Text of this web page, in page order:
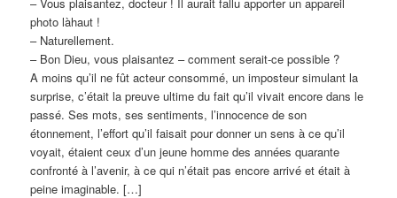
photo làhaut !
– Naturellement.
– Bon Dieu, vous plaisantez – comment serait-ce possible ?
A moins qu’il ne fût acteur consommé, un imposteur simulant la
surprise, c’était la preuve ultime du fait qu’il vivait encore dans le
passé. Ses mots, ses sentiments, l’innocence de son
étonnement, l’effort qu’il faisait pour donner un sens à ce qu’il
voyait, étaient ceux d’un jeune homme des années quarante
confronté à l’avenir, à ce qui n’était pas encore arrivé et était à
peine imaginable. […]